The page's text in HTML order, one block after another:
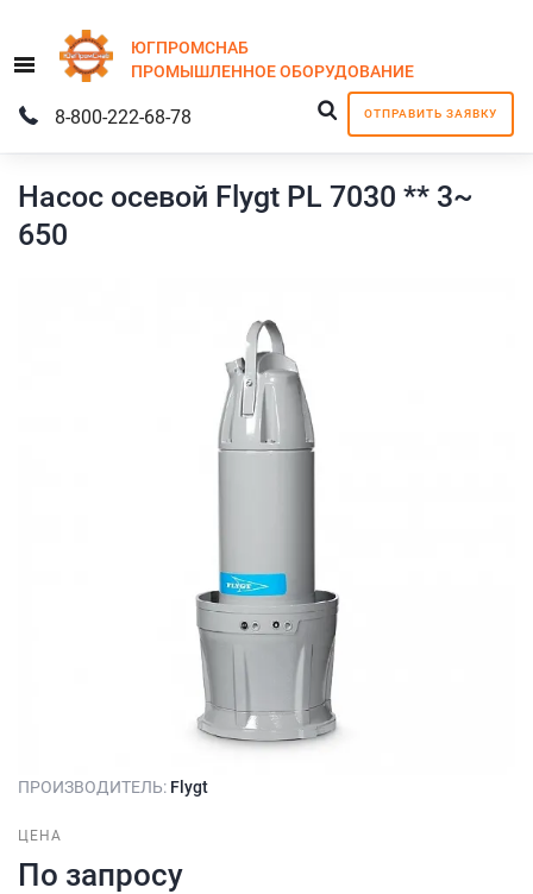
Menu
ЮГПРОМСНАБ
ПРОМЫШЛЕННОЕОБОРУДОВАНИЕ
ОТПРАВИТЬ ЗАЯВКУ
8-800-222-68-78
Насос осевой Flygt PL 7030 ** 3~
650
ПРОИЗВОДИТЕЛЬ: Flygt
ЦЕНА
По запросу